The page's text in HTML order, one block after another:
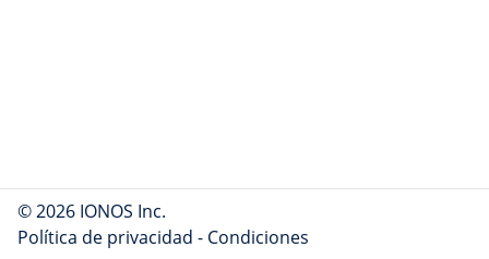
© 2026 IONOS Inc.
Política de privacidad - Condiciones